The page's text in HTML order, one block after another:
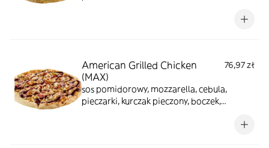
American Grilled Chicken
(MAX)
76,97 zł
sos pomidorowy, mozzarella, cebula,
pieczarki, kurczak pieczony, boczek,